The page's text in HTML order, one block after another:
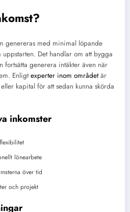
genereras med minimal löpande
Det handlar om att bygga
fortsätta generera intäkter även när
Enligtexperter inom områdetär
kapital för att sedan kunna skörda
inkomster
lönearbete
över tid
och projekt